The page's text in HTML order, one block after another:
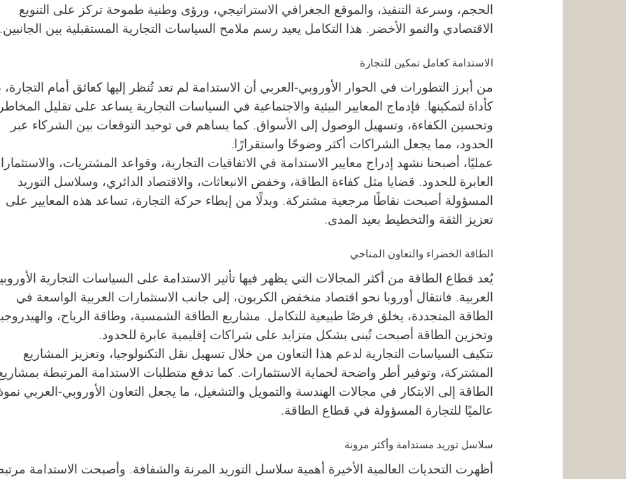
الحجم، وسرعة التنفيذ، والموقع الجغرافي الاستراتيجي، ورؤى وطنية طموحة تركز على التنويع
الاقتصادي والنمو الأخضر. هذا التكامل يعيد رسم ملامح السياسات التجارية المستقبلية بين الجانبين.
الاستدامة كعامل تمكين للتجارة
من أبرز التطورات في الحوار الأوروبي-العربي أن الاستدامة لم تعد تُنظر إليها كعائق أمام التجارة،
كأداة لتمكينها. فإدماج المعايير البيئية والاجتماعية في السياسات التجارية يساعد على تقليل
وتحسين الكفاءة، وتسهيل الوصول إلى الأسواق. كما يساهم في توحيد التوقعات بين الشركاء عبر
الحدود، مما يجعل الشراكات أكثر وضوحًا واستقرارًا.
عمليًا، أصبحنا نشهد إدراج معايير الاستدامة في الاتفاقيات التجارية، وقواعد المشتريات،
العابرة للحدود. قضايا مثل كفاءة الطاقة، وخفض الانبعاثات، والاقتصاد الدائري، وسلاسل التوريد
المسؤولة أصبحت نقاطًا مرجعية مشتركة. وبدلًا من إبطاء حركة التجارة، تساعد هذه المعايير على
تعزيز الثقة والتخطيط بعيد المدى.
الطاقة الخضراء والتعاون المناخي
يُعد قطاع الطاقة من أكثر المجالات التي يظهر فيها تأثير الاستدامة على السياسات التجارية
العربية. فانتقال أوروبا نحو اقتصاد منخفض الكربون، إلى جانب الاستثمارات العربية الواسعة في
الطاقة المتجددة، يخلق فرصًا طبيعية للتكامل. مشاريع الطاقة الشمسية، وطاقة الرياح،
وتخزين الطاقة أصبحت تُبنى بشكل متزايد على شراكات إقليمية عابرة للحدود.
تتكيف السياسات التجارية لدعم هذا التعاون من خلال تسهيل نقل التكنولوجيا، وتعزيز المشاريع
المشتركة، وتوفير أطر واضحة لحماية الاستثمارات. كما تدفع متطلبات الاستدامة المرتبطة
الطاقة إلى الابتكار في مجالات الهندسة والتمويل والتشغيل، ما يجعل التعاون الأوروبي-العربي
عالميًا للتجارة المسؤولة في قطاع الطاقة.
سلاسل توريد مستدامة وأكثر مرونة
أظهرت التحديات العالمية الأخيرة أهمية سلاسل التوريد المرنة والشفافة. وأصبحت الاستدامة